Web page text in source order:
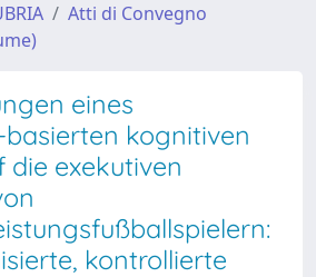
Atti di Convegno
eines
kognitiven
die exekutiven
kontrollierte